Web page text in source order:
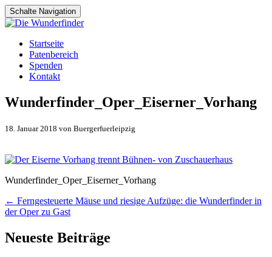
Schalte Navigation
Zum
Inhalt
springen
Startseite
Patenbereich
Spenden
Kontakt
Wunderfinder_Oper_Eiserner_Vorhang
18. Januar 2018 von Buergerfuerleipzig
Wunderfinder_Oper_Eiserner_Vorhang
Artikel-
Navigation
← Ferngesteuerte Mäuse und riesige Aufzüge: die Wunderfinder in
der Oper zu Gast
Neueste Beiträge